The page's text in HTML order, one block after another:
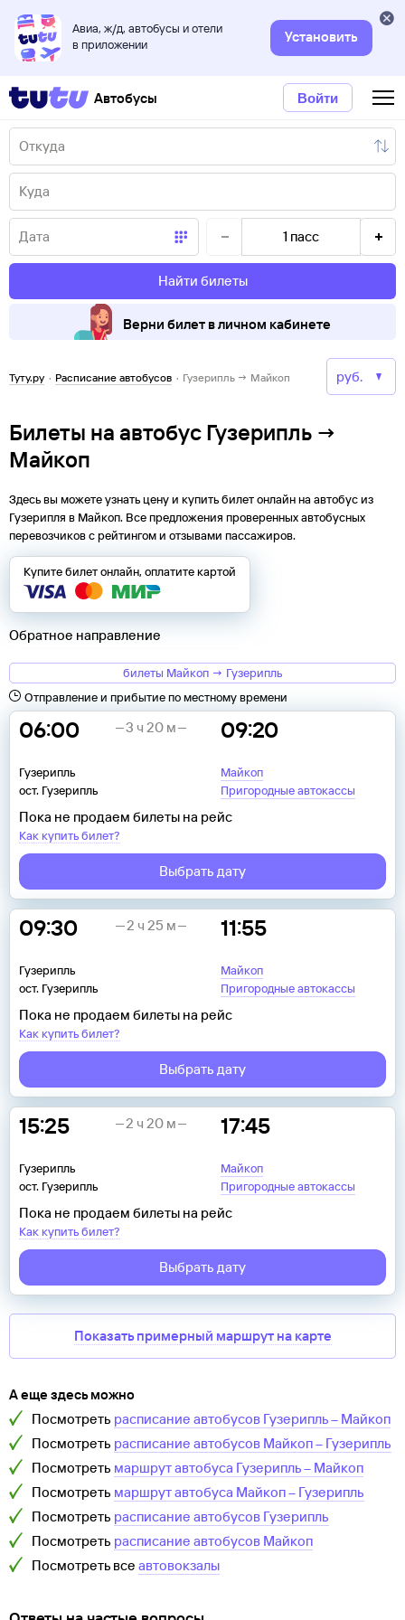
Авиа, ж/д, автобусы и отели
в приложении
Установить
Автобусы Войти
1 пасс
Найти билеты
Верни билет в личном кабинете
Туту.ру · Расписание автобусов · Гузерипль → Майкоп
Билеты на автобус Гузерипль →
Майкоп
Здесь вы можете узнать цену и купить билет онлайн на автобус из
Гузерипля в Майкоп. Все предложения проверенных автобусных
перевозчиков с рейтингом и отзывами пассажиров.
Купите билет онлайн, оплатите картой
Обратное направление
билеты Майкоп → Гузерипль
Отправление и прибытие по местному времени
06:00
Гузерипль
ост. Гузерипль
09:20
Майкоп
Пригородные автокассы
3 ч 20 м
Пока не продаем билеты на рейс
Как купить билет?
Выбрать дату
09:30
Гузерипль
ост. Гузерипль
11:55
Майкоп
Пригородные автокассы
2 ч 25 м
Пока не продаем билеты на рейс
Как купить билет?
Выбрать дату
15:25
Гузерипль
ост. Гузерипль
17:45
Майкоп
Пригородные автокассы
2 ч 20 м
Пока не продаем билеты на рейс
Как купить билет?
Выбрать дату
Показать примерный маршрут на карте
А еще здесь можно
Посмотреть расписание автобусов Гузерипль– Майкоп
Посмотреть расписание автобусов Майкоп– Гузерипль
Посмотреть маршрут автобуса Гузерипль– Майкоп
Посмотреть маршрут автобуса Майкоп– Гузерипль
Посмотреть расписание автобусов Гузерипль
Посмотреть расписание автобусов Майкоп
Посмотреть все автовокзалы